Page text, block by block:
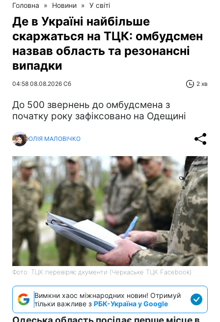
Головна » Новини » У світі
Де в Україні найбільше
скаржаться на ТЦК: омбудсмен
назвав область та резонансні
випадки
04:58 08.08.2026 Сб 2 хв
До 500 звернень до омбудсмена з
початку року зафіксовано на Одещині
ЮЛІЯ МАЛОВІЧКО
Фото: ТЦК перевіряє дкументи (Черкаське ТЦК Facebook)
Вимкни хаос міжнародних новин! Отримуй
тільки важливе з РБК-Україна у Google